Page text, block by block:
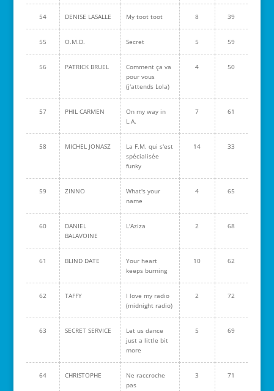
54 DENISE LASALLE My toot toot 8 39
55 O.M.D. Secret 5 59
56 PATRICK BRUEL
Comment ça va
pour vous
(j'attends Lola)
4 50
57 PHIL CARMEN
On my way in
L.A.
7 61
58 MICHEL JONASZ
La F.M. qui s'est
spécialisée
funky
14 33
59 ZINNO
What's your
name
4 65
60
DANIEL
BALAVOINE
L'Aziza 2 68
61 BLIND DATE
Your heart
keeps burning
10 62
62 TAFFY
I love my radio
(midnight radio)
2 72
63 SECRET SERVICE
Let us dance
just a little bit
more
5 69
64 CHRISTOPHE
Ne raccroche
pas
3 71